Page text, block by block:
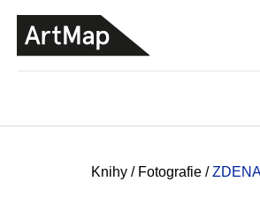
Domů
Knihy / Fotografie /
ZPĚT
DO
OBCHODU
ZPĚT
DO
OBCHODU